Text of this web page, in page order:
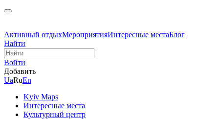
Активный отдыхМероприятияИнтересные местаБлог
Найти
Войти
Добавить
UaRuEn
Kyiv Maps
Интересные места
Культурный центр